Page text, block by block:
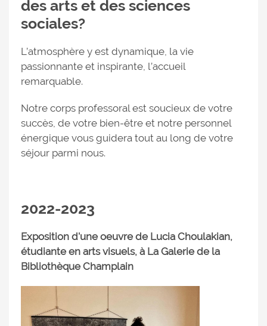
des arts et des sciences
sociales?
L’atmosphère y est dynamique, la vie
passionnante et inspirante, l’accueil
remarquable.
Notre corps professoral est soucieux de votre
succès, de votre bien-être et notre personnel
énergique vous guidera tout au long de votre
séjour parmi nous.
2022-2023
Exposition d'une oeuvre de Lucia Choulakian,
étudiante en arts visuels, à La Galerie de la
Bibliothèque Champlain